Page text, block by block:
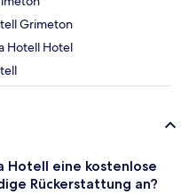
Grimeton
Hotell Hotel
Hotell eine kostenlose
Rückerstattung an?